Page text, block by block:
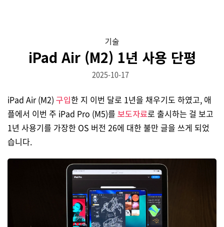
기술
iPad Air (M2) 1년 사용 단평
2025-10-17
iPad Air (M2) 구입한 지 이번 달로 1년을 채우기도 하였고, 애
플에서 이번 주 iPad Pro (M5)를 보도자료로 출시하는 걸 보고
1년 사용기를 가장한 OS 버전 26에 대한 불만 글을 쓰게 되었
습니다.